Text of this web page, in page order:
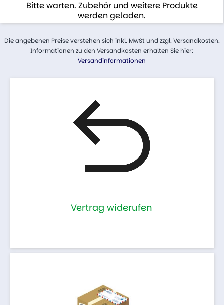
Bitte warten. Zubehör und weitere Produkte
werden geladen.
Die angebenen Preise verstehen sich inkl. MwSt und zzgl. Versandkosten.
Informationen zu den Versandkosten erhalten Sie hier:
Versandinformationen
Vertrag widerufen